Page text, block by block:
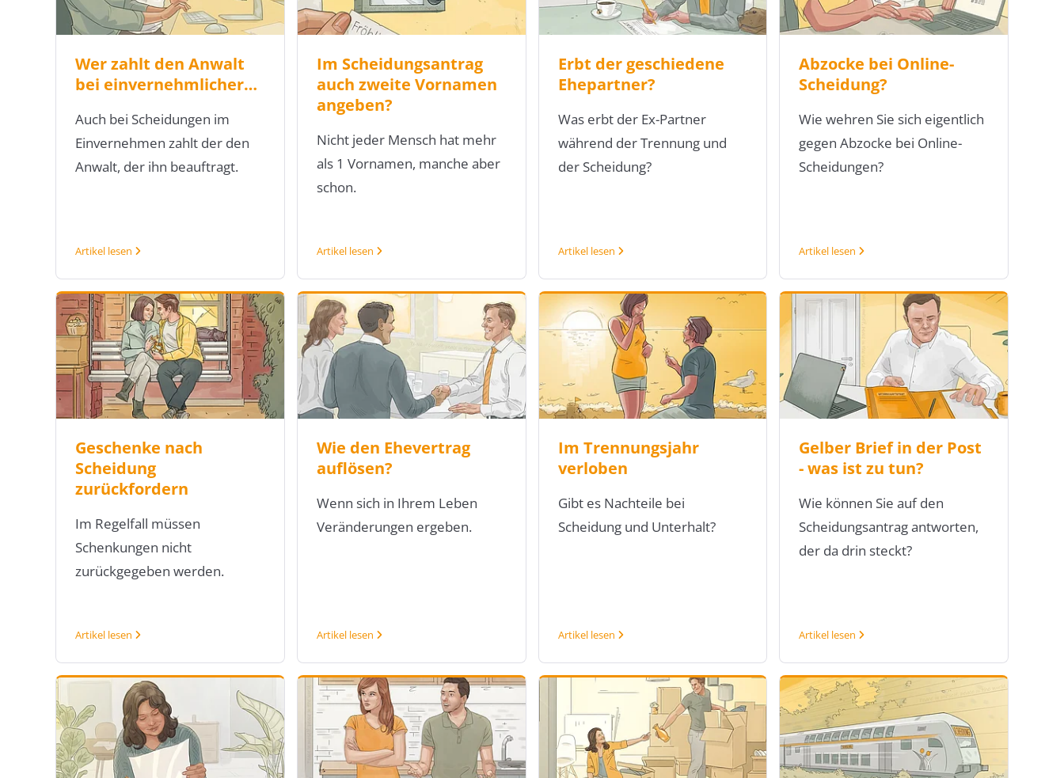
Wer zahlt den Anwalt
bei einvernehmlicher…
Auch bei Scheidungen im
Einvernehmen zahlt der den
Anwalt, der ihn beauftragt.
Artikel lesen
Im Scheidungsantrag
auch zweite Vornamen
angeben?
Nicht jeder Mensch hat mehr
als 1 Vornamen, manche aber
schon.
Artikel lesen
Erbt der geschiedene
Ehepartner?
Was erbt der Ex-Partner
während der Trennung und
der Scheidung?
Artikel lesen
Abzocke bei Online-
Scheidung?
Wie wehren Sie sich eigentlich
gegen Abzocke bei Online-
Scheidungen?
Artikel lesen
Geschenke nach
Scheidung
zurückfordern
Im Regelfall müssen
Schenkungen nicht
zurückgegeben werden.
Artikel lesen
Wie den Ehevertrag
auflösen?
Wenn sich in Ihrem Leben
Veränderungen ergeben.
Artikel lesen
Im Trennungsjahr
verloben
Gibt es Nachteile bei
Scheidung und Unterhalt?
Artikel lesen
Gelber Brief in der Post
- was ist zu tun?
Wie können Sie auf den
Scheidungsantrag antworten,
der da drin steckt?
Artikel lesen